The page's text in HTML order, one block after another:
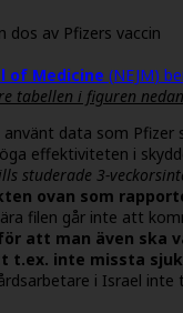
av Pfizers vaccin
of Medicine (NEJM)
tabellen i figuren nedan
data som Pfizer
effektiviteten i
studerade 3-
ovan som
filen går inte att
att man även ska
t.ex. inte missta
i Israel inte